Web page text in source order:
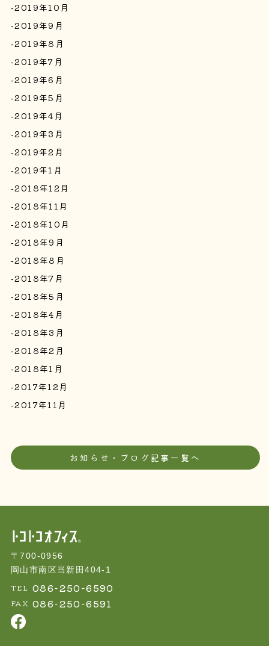
2019年10月
2019年9月
2019年8月
2019年7月
2019年6月
2019年5月
2019年4月
2019年3月
2019年2月
2019年1月
2018年12月
2018年11月
2018年10月
2018年9月
2018年8月
2018年7月
2018年5月
2018年4月
2018年3月
2018年2月
2018年1月
2017年12月
2017年11月
お知らせ・ブログ記事一覧へ
〒700-0956
岡山市南区当新田404-1
TEL 086-250-6590
FAX 086-250-6591